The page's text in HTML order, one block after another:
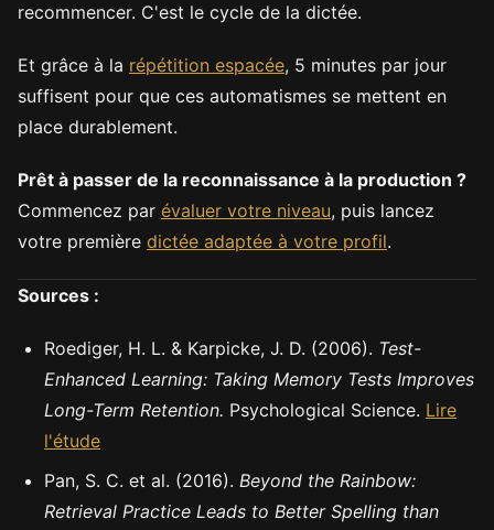
recommencer. C'est le cycle de la dictée.
Et grâce à la répétition espacée, 5 minutes par jour
suffisent pour que ces automatismes se mettent en
place durablement.
Prêt à passer de la reconnaissance à la production ?
Commencez par évaluer votre niveau, puis lancez
votre première dictée adaptée à votre profil.
Sources :
Roediger, H. L. & Karpicke, J. D. (2006). Test-
Enhanced Learning: Taking Memory Tests Improves
Long-Term Retention. Psychological Science. Lire
l'étude
Pan, S. C. et al. (2016). Beyond the Rainbow:
Retrieval Practice Leads to Better Spelling than